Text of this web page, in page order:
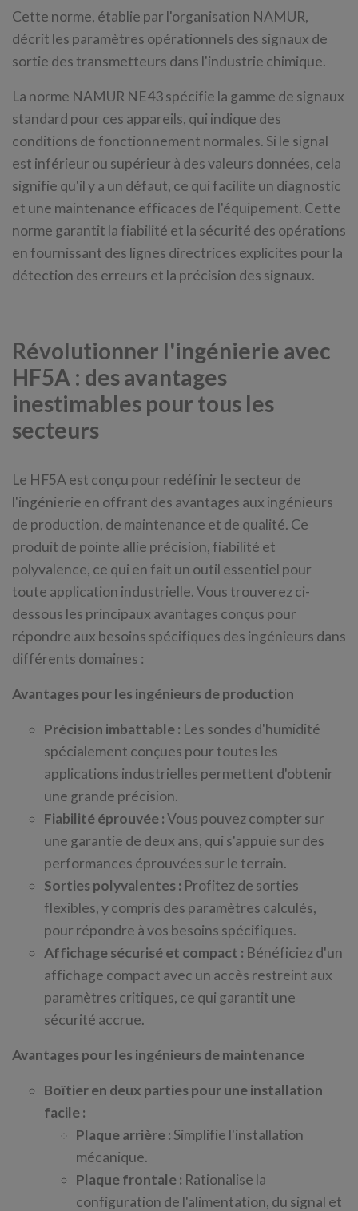
Cette norme, établie par l'organisation NAMUR,
décrit les paramètres opérationnels des signaux de
sortie des transmetteurs dans l'industrie chimique.
La norme NAMUR NE43 spécifie la gamme de signaux
standard pour ces appareils, qui indique des
conditions de fonctionnement normales. Si le signal
est inférieur ou supérieur à des valeurs données, cela
signifie qu'il y a un défaut, ce qui facilite un diagnostic
et une maintenance efficaces de l'équipement. Cette
norme garantit la fiabilité et la sécurité des opérations
en fournissant des lignes directrices explicites pour la
détection des erreurs et la précision des signaux.
Révolutionner l'ingénierie avec
HF5A : des avantages
inestimables pour tous les
secteurs
Le HF5A est conçu pour redéfinir le secteur de
l'ingénierie en offrant des avantages aux ingénieurs
de production, de maintenance et de qualité. Ce
produit de pointe allie précision, fiabilité et
polyvalence, ce qui en fait un outil essentiel pour
toute application industrielle. Vous trouverez ci-
dessous les principaux avantages conçus pour
répondre aux besoins spécifiques des ingénieurs dans
différents domaines :
Avantages pour les ingénieurs de production
Précision imbattable : Les sondes d'humidité
spécialement conçues pour toutes les
applications industrielles permettent d'obtenir
une grande précision.
Fiabilité éprouvée :Vous pouvez compter sur
une garantie de deux ans, qui s'appuie sur des
performances éprouvées sur le terrain.
Sorties polyvalentes : Profitez de sorties
flexibles, y compris des paramètres calculés,
pour répondre à vos besoins spécifiques.
Affichage sécurisé et compact : Bénéficiez d'un
affichage compact avec un accès restreint aux
paramètres critiques, ce qui garantit une
sécurité accrue.
Avantages pour les ingénieurs de maintenance
Boîtier en deux parties pour une installation
facile :
Plaque arrière : Simplifie l'installation
mécanique.
Plaque frontale : Rationalise la
configuration de l'alimentation, du signal et